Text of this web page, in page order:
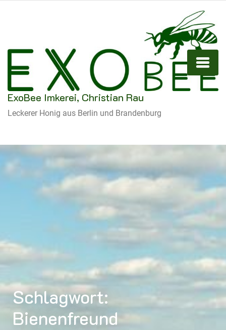
ExoBee Imkerei, Christian Rau
Leckerer Honig aus Berlin und Brandenburg
Schlagwort:
Bienenfreund